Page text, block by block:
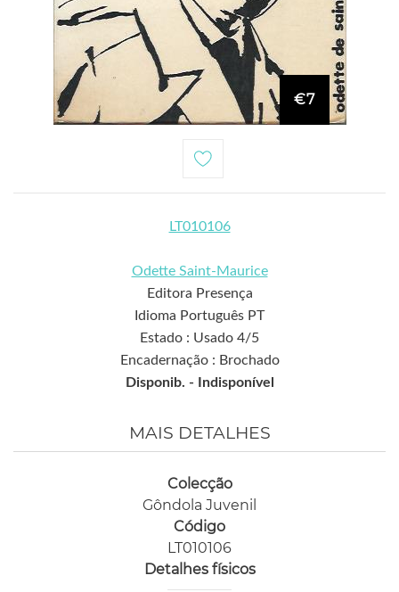
€7
LT010106
Odette Saint-Maurice
Editora Presença
Idioma Português PT
Estado : Usado 4/5
Encadernação : Brochado
Disponib. -
Indisponível
MAIS DETALHES
Colecção
Gôndola Juvenil
Código
LT010106
Detalhes físicos